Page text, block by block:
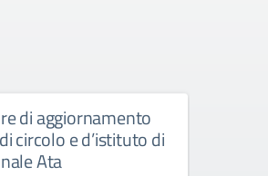
di aggiornamento
circolo e d’istituto di
Ata